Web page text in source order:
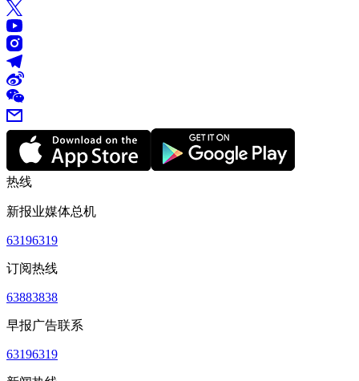
热线
新报业媒体总机
63196319
订阅热线
63883838
早报广告联系
63196319